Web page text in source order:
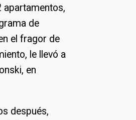
apartamentos,
de
el fragor de
le llevó a
en
después,